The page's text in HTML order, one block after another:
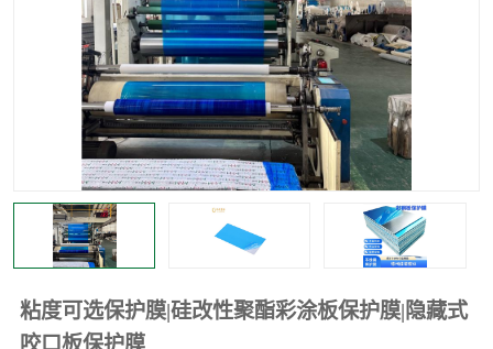
粘度可选保护膜|硅改性聚酯彩涂板保护膜|隐藏式
咬口板保护膜
明蓝保护膜 纯黑保护膜
印字保护膜 彩钢板保护膜
不绣钢板保护膜 两边上胶保护膜
窗缝阻风胶带 铝板保护膜
不锈钢板保护膜 一次性隔离膜